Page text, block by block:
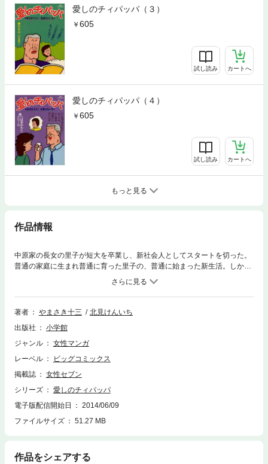
愛しのチィパッパ（３）
605
試し読み カートへ
愛しのチィパッパ（４）
605
試し読み カートへ
もっと見る
作品情報
中原家の長女の里子が短大を卒業し、新社会人としてスタートを切った。
普通の家庭に生まれ普通に育った里子の、普通に始まった新生活。しかし
父親の修三は平静を装いながらも里子のことが心配でたまらない。そんな
父親の心配をよそに、恋に友情、仕事に励む里子。新米OL里子と、頑固で
優しい父親・修三が繰り広げるハートウォーミング・ストーリー。 女性セ
ブンで連載され、1986年、高見知佳、植木等主演で映画化。待望の第1巻
著者 やまさき十三
北見けんいち
出版社
小学館
ジャンル
女性マンガ
レーベル
ビッグコミックス
掲載誌
女性セブン
シリーズ
愛しのチィパッパ
電子版配信開始日
2014/06/09
ファイルサイズ
51.27 MB
作品をシェアする